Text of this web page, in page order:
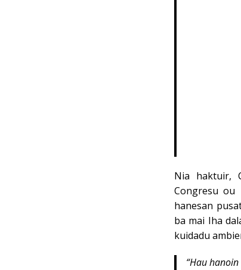
Nia haktuir,
Congresu ou
hanesan
ba mai Iha
kuidadu
“Hau